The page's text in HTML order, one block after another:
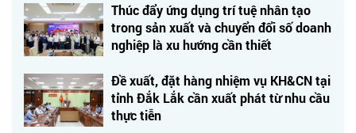
Thúc đẩy ứng dụng trí tuệ nhân tạo
trong sản xuất và chuyển đổi số doanh
nghiệp là xu hướng cần thiết
Đề xuất, đặt hàng nhiệm vụ KH&CN tại
tỉnh Đắk Lắk cần xuất phát từ nhu cầu
thực tiễn